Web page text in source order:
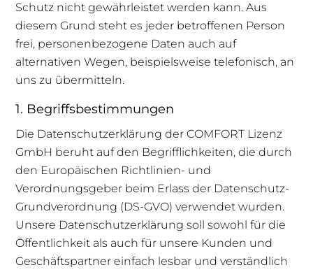
Schutz nicht gewährleistet werden kann. Aus
diesem Grund steht es jeder betroffenen Person
frei, personenbezogene Daten auch auf
alternativen Wegen, beispielsweise telefonisch, an
uns zu übermitteln.
1. Begriffsbestimmungen
Die Datenschutzerklärung der COMFORT Lizenz
GmbH beruht auf den Begrifflichkeiten, die durch
den Europäischen Richtlinien- und
Verordnungsgeber beim Erlass der Datenschutz-
Grundverordnung (DS-GVO) verwendet wurden.
Unsere Datenschutzerklärung soll sowohl für die
Öffentlichkeit als auch für unsere Kunden und
Geschäftspartner einfach lesbar und verständlich